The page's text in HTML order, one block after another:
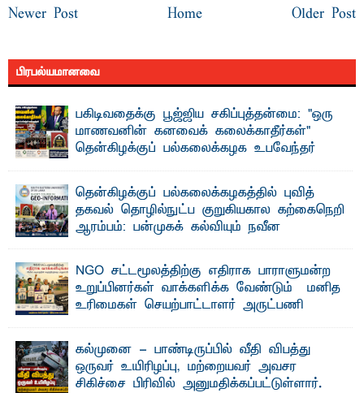
Newer Post Older Post
Home
பிரபல்யமானவை
பகிடிவதைக்கு பூஜ்ஜிய சகிப்புத்தன்மை: "ஒரு
மாணவனின் கனவைக் கலைக்காதீர்கள்" –
தென்கிழக்குப் பல்கலைக்கழக உபவேந்தர்
"ஒ ரு மாணவனின் அல்லது மாணவியின் கனவு என்னால்
கலைக்கப்படாது" என்ற உறுதியை ஒவ்வொரு மாணவரும் ...
தென்கிழக்குப் பல்கலைக்கழகத்தில் புவித்
தகவல் தொழில்நுட்ப குறுகியகால கற்கைநெறி
ஆரம்பம்: பன்முகக் கல்வியும் நவீன
பேராசிரியர் எம். எம். பாஸில்
தெ ன்கிழக்குப் பல்கலைக்கழகத்தின் கலை மற்றும் கலாசார
பீடத்தின் புவியியல் துறையினால் ...
NGO சட்டமூலத்திற்கு எதிராக பாராளுமன்ற
உறுப்பினர்கள் வாக்களிக்க வேண்டும் – மனித
உரிமைகள் செயற்பாட்டாளர் அருட்பணி
ஜே. எப். காமிலா பேகம்- இ லங்கை அரசாங்கம் அரசுசாரா
அமைப்புகள் (NGO) தொடர்பான புதிய சட்டமூலத்தை ...
கல்முனை - பாண்டிருப்பில் வீதி விபத்து
ஒருவர் உயிரிழப்பு, மற்றையவர் அவசர
சிகிச்சை பிரிவில் அனுமதிக்கப்பட்டுள்ளார்.